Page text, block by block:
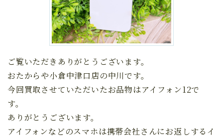
ご覧いただきありがとうございます。
おたからや小倉中津口店の中川です。
今回買取させていただいたお品物はアイフォン12で
す。
ありがとうございます。
アイフォンなどのスマホは携帯会社さんにお返しするイ